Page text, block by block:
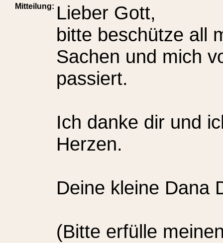
Mitteilung: Lieber Gott,
bitte beschütze all
Sachen und mich
passiert.
Ich danke dir und
Herzen.
Deine kleine Dana
(Bitte erfülle